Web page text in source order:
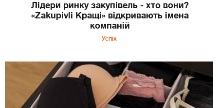
Лідери ринку закупівель - хто вони?
«Zakupivli Кращі» відкривають імена
компаній
Успіх